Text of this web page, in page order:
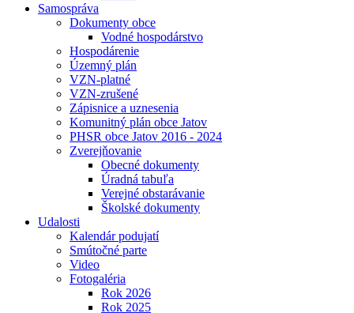
Samospráva
Dokumenty obce
Vodné hospodárstvo
Hospodárenie
Územný plán
VZN-platné
VZN-zrušené
Zápisnice a uznesenia
Komunitný plán obce Jatov
PHSR obce Jatov 2016 - 2024
Zverejňovanie
Obecné dokumenty
Úradná tabuľa
Verejné obstarávanie
Školské dokumenty
Udalosti
Kalendár podujatí
Smútočné parte
Video
Fotogaléria
Rok 2026
Rok 2025